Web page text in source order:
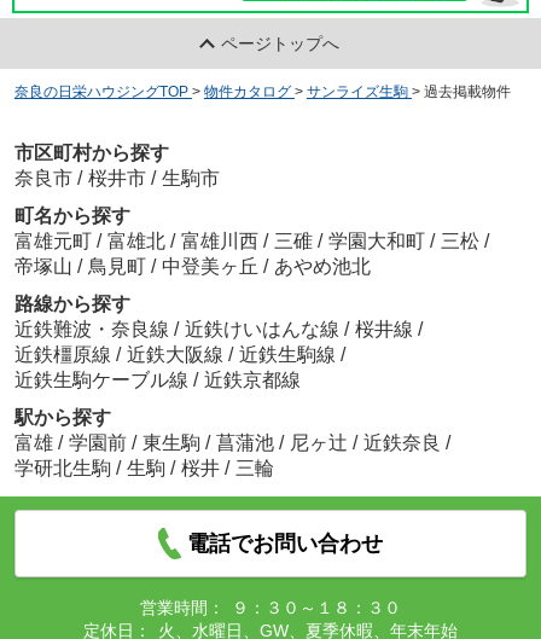
ページトップへ
奈良の日栄ハウジングTOP > 物件カタログ > サンライズ生駒 > 過去掲載物件
市区町村から探す
奈良市 / 桜井市 / 生駒市
町名から探す
富雄元町 / 富雄北 / 富雄川西 / 三碓 / 学園大和町 / 三松 /
帝塚山 / 鳥見町 / 中登美ヶ丘 / あやめ池北
路線から探す
近鉄難波・奈良線 / 近鉄けいはんな線 / 桜井線 /
近鉄橿原線 / 近鉄大阪線 / 近鉄生駒線 /
近鉄生駒ケーブル線 / 近鉄京都線
駅から探す
富雄 / 学園前 / 東生駒 / 菖蒲池 / 尼ヶ辻 / 近鉄奈良 /
学研北生駒 / 生駒 / 桜井 / 三輪
電話でお問い合わせ
営業時間：
９：３０～１８：３０
定休日：
火、水曜日、GW、夏季休暇、年末年始